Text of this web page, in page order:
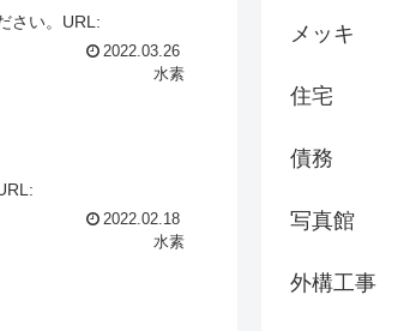
さい。URL:
2022.03.26
水素
2022.02.18
水素
メッキ
住宅
債務
写真館
外構工事